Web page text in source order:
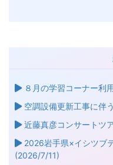
８月の学習コーナー利
空調設備更新工事に伴
近藤真彦コンサートツ
2026岩手県×イシツブ
(2026/7/11)